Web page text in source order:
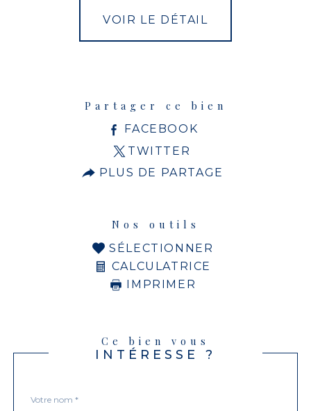
VOIR LE DÉTAIL
Partager ce bien
FACEBOOK
TWITTER
PLUS DE PARTAGE
Nos outils
SÉLECTIONNER
CALCULATRICE
IMPRIMER
Ce bien vous
INTÉRESSE ?
par
*